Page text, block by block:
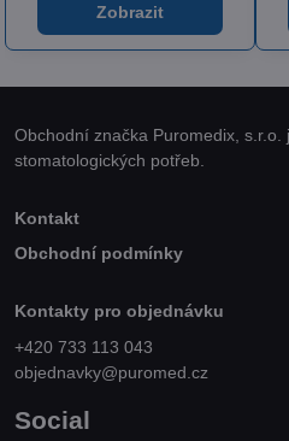
Zobrazit
Obchodní značka Puromedix, s.r.o.
stomatologických potřeb.
Kontakt
Obchodní podmínky
Kontakty pro objednávku
+420 733 113 043
objednavky@puromed.cz
Social